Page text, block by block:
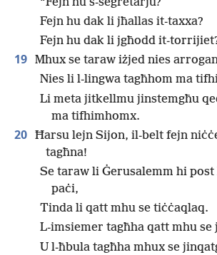
Fejn hu dak li jħallas it-taxxa?
Fejn hu dak li jgħodd it-
19 Mhux se taraw iżjed nies
Nies li l-lingwa tagħhom ma
Li meta jitkellmu jinstemgħu
ma tifhimhomx.
20 Ħarsu lejn Sijon, il-belt fejn
tagħna!
Se taraw li Ġerusalemm hi
paċi,
Tinda li qatt mhu se tiċċaqlaq.
L-imsiemer tagħha qatt mhu se
U l-ħbula tagħha mhux se